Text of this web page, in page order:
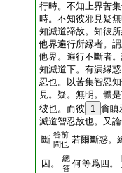
行時。不知上界苦
時。不知彼邪見疑
知滅道諦故。知彼
他界遍行所縁者。
他界。遍行不斷者
知滅道下。有漏縁
忍也。以苦集智忍
見。疑。無明。體
彼也。而彼
1 貪瞋
滅道智忍故也。又
斷 答前
問也 若爾斷惑。
因。
總
答 何等爲四。